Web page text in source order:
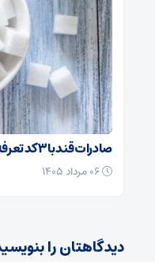
صادرات قند با ۳ کد تعرفه به‌صورت مشروط مجاز شد
دیدگاهتان را